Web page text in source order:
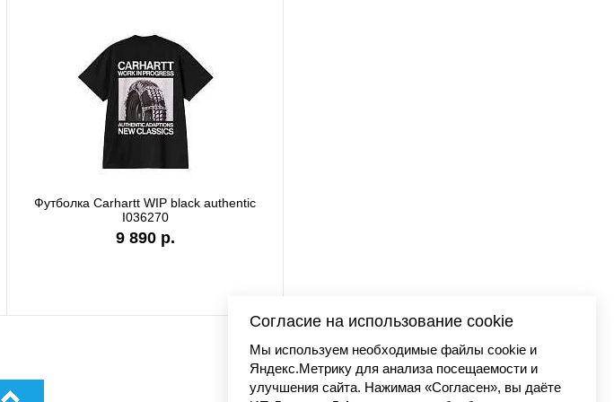
Футболка Carhartt WIP black authentic
I036270
9 890 р.
Согласие на использование cookie
Мы используем необходимые файлы cookie и
Яндекс.Метрику для анализа посещаемости и
улучшения сайта. Нажимая «Согласен», вы даёте